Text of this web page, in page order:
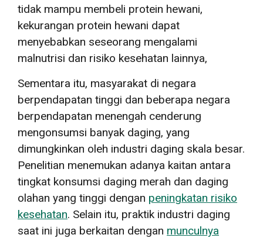
tidak mampu membeli protein hewani,
kekurangan protein hewani dapat
menyebabkan seseorang mengalami
malnutrisi dan risiko kesehatan lainnya,
Sementara itu, masyarakat di negara
berpendapatan tinggi dan beberapa negara
berpendapatan menengah cenderung
mengonsumsi banyak daging, yang
dimungkinkan oleh industri daging skala besar.
Penelitian menemukan adanya kaitan antara
tingkat konsumsi daging merah dan daging
olahan yang tinggi dengan peningkatan risiko
kesehatan. Selain itu, praktik industri daging
saat ini juga berkaitan dengan munculnya